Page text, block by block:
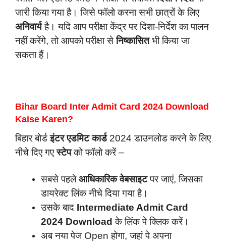
जारी किया गया है। जिसे फॉलो करना सभी छात्रों के लिए
अनिवार्यहै। यदि आप परीक्षा केंद्र पर दिशा-निर्देश का पालन
नहीं करेंगे, तो आपको परीक्षा सेनिष्कासितभी किया जा
सकता हैं।
Bihar Board Inter Admit Card 2024 Download
Kaise Karen?
बिहार बोर्डइंटर एडमिट कार्ड2024 डाउनलोड करने के लिए
नीचे दिए गएस्टेपको फॉलो करें –
सबसे पहलेआधिकारिक वेबसाइटपर जाएं, जिसका
डायरेक्ट लिंक नीचे दिया गया है।
उसके बाद Intermediate Admit Card
2024 Download के लिंक पे क्लिक करें।
अब नया पेज Open होगा, जहां पे अपना